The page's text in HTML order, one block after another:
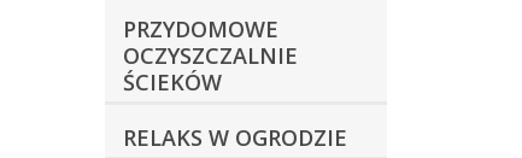
PRZYDOMOWE
OCZYSZCZALNIE
ŚCIEKÓW
RELAKS W OGRODZIE